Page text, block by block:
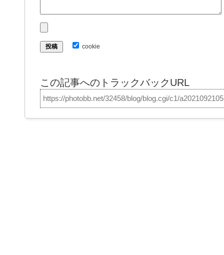
cookie
この記事へのトラックバックURL
https://photobb.net/32458/blog/blog.cgi/c1/